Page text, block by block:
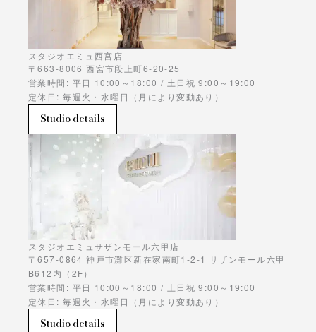
スタジオエミュ西宮店
〒663-8006 西宮市段上町6-20-25
営業時間: 平日 10:00～18:00 / 土日祝 9:00～19:00
定休日: 毎週火・水曜日（月により変動あり）
Studio details
スタジオエミュサザンモール六甲店
〒657-0864 神戸市灘区新在家南町1-2-1 サザンモール六甲
B612内（2F）
営業時間: 平日 10:00～18:00 / 土日祝 9:00～19:00
定休日: 毎週火・水曜日（月により変動あり）
Studio details